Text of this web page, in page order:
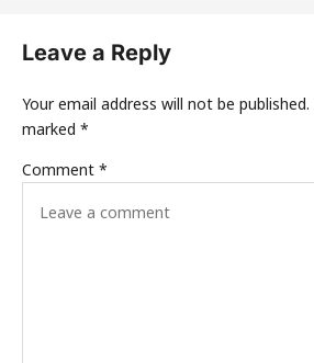
Leave a Reply
Your email address will not be published.
marked *
Comment *